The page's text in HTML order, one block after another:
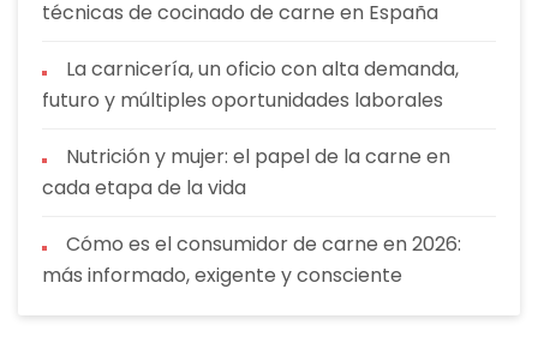
técnicas de cocinado de carne en España
La carnicería, un oficio con alta demanda,
futuro y múltiples oportunidades laborales
Nutrición y mujer: el papel de la carne en
cada etapa de la vida
Cómo es el consumidor de carne en 2026:
más informado, exigente y consciente